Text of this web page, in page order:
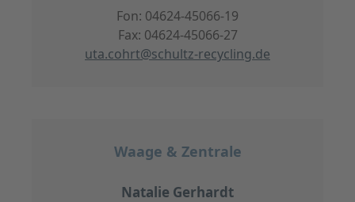
Fon: 04624-45066-19
Fax: 04624-45066-27
uta.cohrt@schultz-recycling.de
Waage & Zentrale
Natalie Gerhardt